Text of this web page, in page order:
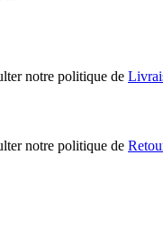
notre politique de
notre politique de